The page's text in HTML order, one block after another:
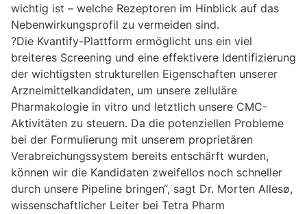
wichtig ist – welche Rezeptoren im Hinblick auf das
Nebenwirkungsprofil zu vermeiden sind.
?Die Kvantify-Plattform ermöglicht uns ein viel
breiteres Screening und eine effektivere Identifizierung
der wichtigsten strukturellen Eigenschaften unserer
Arzneimittelkandidaten, um unsere zelluläre
Pharmakologie in vitro und letztlich unsere CMC-
Aktivitäten zu steuern. Da die potenziellen Probleme
bei der Formulierung mit unserem proprietären
Verabreichungssystem bereits entschärft wurden,
können wir die Kandidaten zweifellos noch schneller
durch unsere Pipeline bringen“, sagt Dr. Morten Allesø,
wissenschaftlicher Leiter bei Tetra Pharm